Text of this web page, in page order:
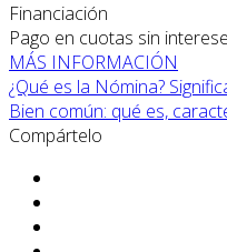
Financiación
Pago en cuotas sin
MÁS INFORMACIÓN
¿Qué es la Nómina?
Bien común: qué es,
Compártelo